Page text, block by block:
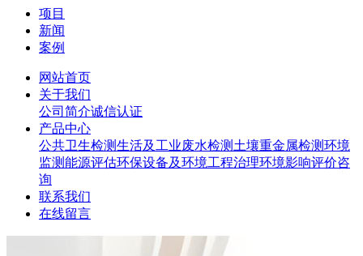
项目
新闻
案例
网站首页
关于我们
公司简介诚信认证
产品中心
公共卫生检测生活及工业废水检测 土壤重金属检测环境
监测能源评估环保设备及环境工程治理环境影响评价咨
询
联系我们
在线留言